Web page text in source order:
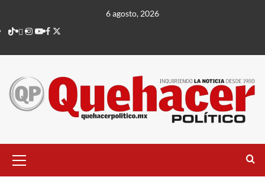
contenido
6 agosto, 2026
TikTok
threads
Instagram
Youtube
Facebook
X
principal